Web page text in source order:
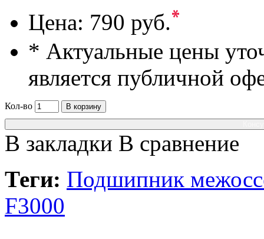
Цена: 790 руб.*
* Актуальные цены
является публичной
Кол-во
В корзину
В закладки В сравнение
Теги: Подшипник
F3000